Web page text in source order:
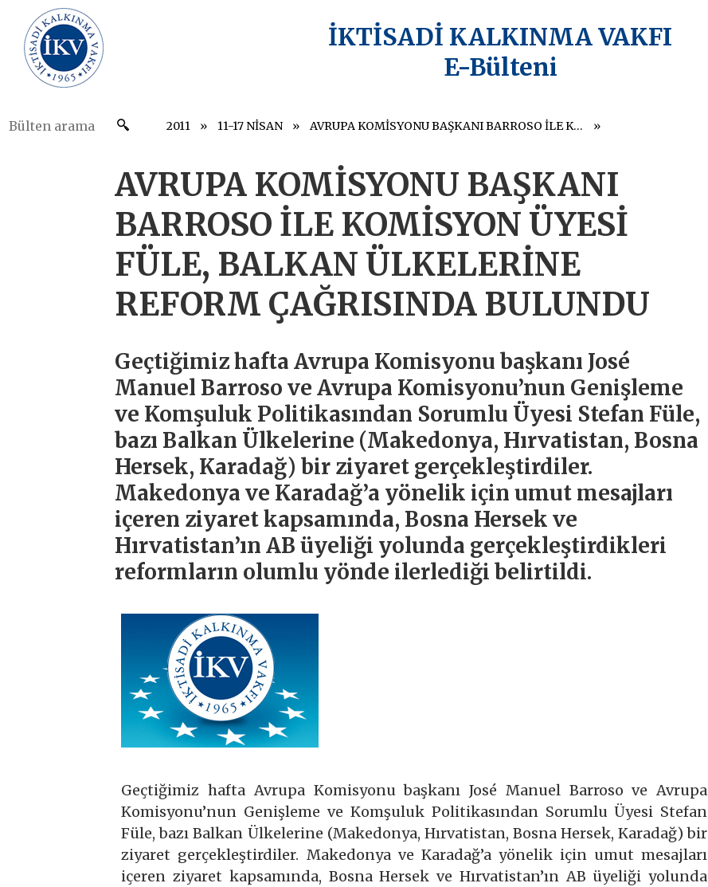
İKTİSADİ KALKINMA VAKFI
E-Bülteni
2011 11-17 NİSAN AVRUPA KOMİSYONU BAŞKANI BARROSO İLE KOMİSYON ÜYESİ FÜLE, BALKAN ÜLKELERİNE REFORM ÇAĞRISINDA BULUNDU
AVRUPA KOMİSYONU BAŞKANI
BARROSO İLE KOMİSYON ÜYESİ
FÜLE, BALKAN ÜLKELERİNE
REFORM ÇAĞRISINDA BULUNDU
Geçtiğimiz hafta Avrupa Komisyonu başkanı José
Manuel Barroso ve Avrupa Komisyonu’nun Genişleme
ve Komşuluk Politikasından Sorumlu Üyesi Stefan Füle,
bazı Balkan Ülkelerine (Makedonya, Hırvatistan, Bosna
Hersek, Karadağ) bir ziyaret gerçekleştirdiler.
Makedonya ve Karadağ’a yönelik için umut mesajları
içeren ziyaret kapsamında, Bosna Hersek ve
Hırvatistan’ın AB üyeliği yolunda gerçekleştirdikleri
reformların olumlu yönde ilerlediği belirtildi.
Geçtiğimiz hafta Avrupa Komisyonu başkanı José Manuel Barroso ve Avrupa
Komisyonu’nun Genişleme ve Komşuluk Politikasından Sorumlu Üyesi Stefan
Füle, bazı Balkan Ülkelerine (Makedonya, Hırvatistan, Bosna Hersek, Karadağ) bir
ziyaret gerçekleştirdiler. Makedonya ve Karadağ’a yönelik için umut mesajları
içeren ziyaret kapsamında, Bosna Hersek ve Hırvatistan’ın AB üyeliği yolunda